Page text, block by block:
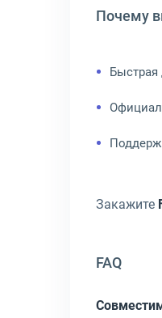
Почему
Быстрая
Закажите
FAQ